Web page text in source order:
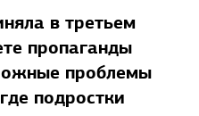
в третьем
пропаганды
проблемы
подростки